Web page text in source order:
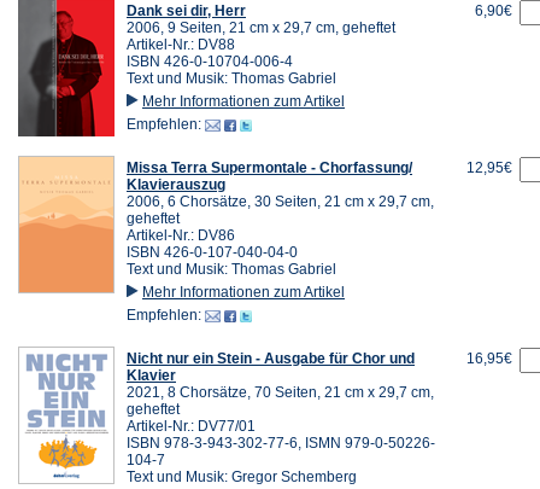
Dank sei dir, Herr
2006, 9 Seiten, 21 cm x 29,7 cm, geheftet
Artikel-Nr.: DV88
ISBN 426-0-10704-006-4
Text und Musik: Thomas Gabriel
Mehr Informationen zum Artikel
Empfehlen:
6,90€
Missa Terra Supermontale - Chorfassung/
Klavierauszug
2006, 6 Chorsätze, 30 Seiten, 21 cm x 29,7 cm,
geheftet
Artikel-Nr.: DV86
ISBN 426-0-107-040-04-0
Text und Musik: Thomas Gabriel
Mehr Informationen zum Artikel
Empfehlen:
12,95€
Nicht nur ein Stein - Ausgabe für Chor und
Klavier
2021, 8 Chorsätze, 70 Seiten, 21 cm x 29,7 cm,
geheftet
Artikel-Nr.: DV77/01
ISBN 978-3-943-302-77-6, ISMN 979-0-50226-
104-7
Text und Musik: Gregor Schemberg
16,95€